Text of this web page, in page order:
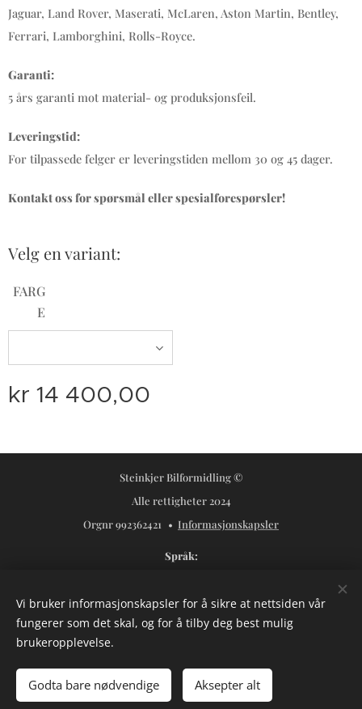
Jaguar, Land Rover, Maserati, McLaren, Aston Martin, Bentley,
Ferrari, Lamborghini, Rolls-Royce.
Garanti:
5 års garanti mot material- og produksjonsfeil.
Leveringstid:
For tilpassede felger er leveringstiden mellom 30 og 45 dager.
Kontakt oss for spørsmål eller spesialforespørsler!
Velg en variant:
FARG
E
kr 14 400,00
Legg til i handlekurven
Steinkjer Bilformidling ©
Alle rettigheter 2024
Orgnr 992362421
Informasjonskapsler
Språk
Valuta
NOK kr
USD $ SEK kr
Vi bruker informasjonskapsler for å sikre at nettsiden vår
fungerer som det skal, og for å tilby deg best mulig
brukeropplevelse.
Godta bare nødvendige Aksepter alt